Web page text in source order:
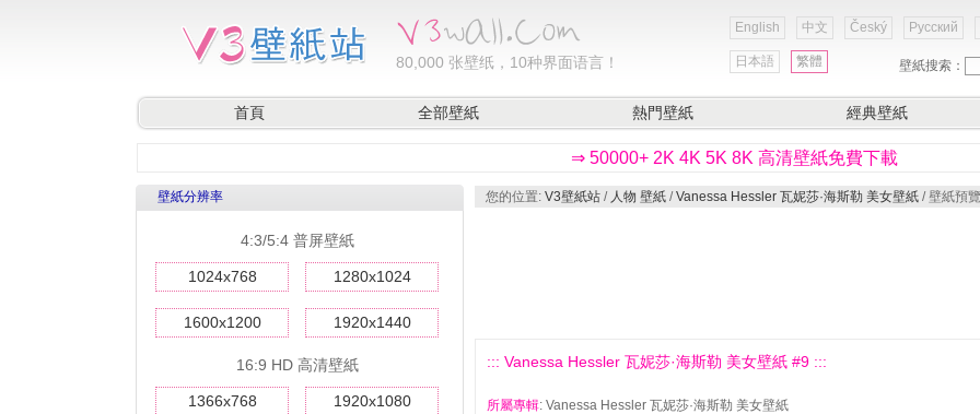
80,000 张壁纸，10种界面语言！
English 中文 Český Русский
日本語 繁體 壁紙搜索：
首頁 全部壁紙 熱門壁紙 經典壁紙
⇒ 50000+ 2K 4K 5K 8K 高清壁紙免費下載
壁紙分辨率
4:3/5:4 普屏壁紙
1024x768 1280x1024
1600x1200 1920x1440
16:9 HD 高清壁紙
1366x768 1920x1080
您的位置: V3壁紙站 / 人物 壁紙 /Vanessa Hessler 瓦妮莎·海斯勒 美女壁紙 / 壁紙預覽
::: Vanessa Hessler 瓦妮莎·海斯勒 美女壁紙 #9 :::
所屬專輯: Vanessa Hessler 瓦妮莎·海斯勒 美女壁紙